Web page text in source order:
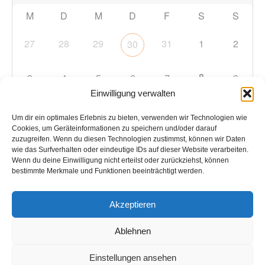
Einwilligung verwalten
Um dir ein optimales Erlebnis zu bieten, verwenden wir Technologien wie
Cookies, um Geräteinformationen zu speichern und/oder darauf
zuzugreifen. Wenn du diesen Technologien zustimmst, können wir Daten
wie das Surfverhalten oder eindeutige IDs auf dieser Website verarbeiten.
Wenn du deine Einwilligung nicht erteilst oder zurückziehst, können
bestimmte Merkmale und Funktionen beeinträchtigt werden.
Akzeptieren
Ablehnen
Einstellungen ansehen
M D M D F S S
27 28 29 30 31 1 2
3 4 5 6 7 8 9
10 11 12 13 14 15
17 18 19 20 21 22 23
31 1 2 3 4 5 6